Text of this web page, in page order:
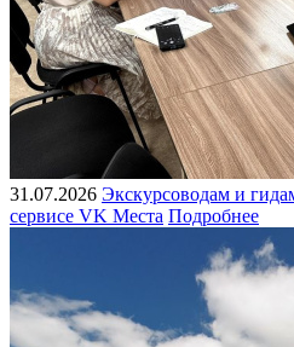
31.07.2026 Экскурсоводам и
сервисе VK Места Подробнее